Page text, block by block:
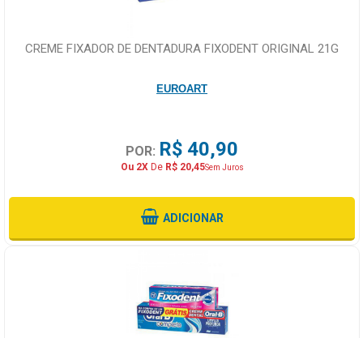
CREME FIXADOR DE DENTADURA FIXODENT ORIGINAL 21G
EUROART
POR: R$ 40,90
Ou 2XDe R$ 20,45Sem Juros
ADICIONAR